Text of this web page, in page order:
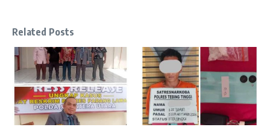
Related Posts